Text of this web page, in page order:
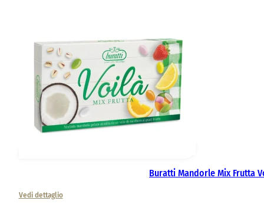
Buratti Mandorle Mix Frutta
Vedi dettaglio